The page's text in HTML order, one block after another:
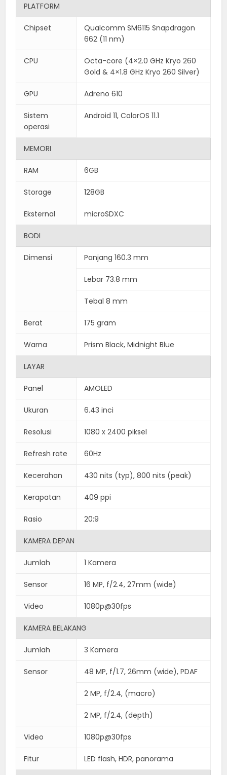
PLATFORM
Chipset
Qualcomm SM6115 Snapdragon
662 (11 nm)
CPU
Octa-core (4×2.0 GHz Kryo 260
Gold & 4×1.8 GHz Kryo 260 Silver)
GPU Adreno 610
Sistem
operasi
Android 11, ColorOS 11.1
MEMORI
RAM 6GB
Storage 128GB
Eksternal microSDXC
BODI
Dimensi Panjang 160.3 mm
Lebar 73.8 mm
Tebal 8 mm
Berat 175 gram
Warna Prism Black, Midnight Blue
LAYAR
Panel AMOLED
Ukuran 6.43 inci
Resolusi 1080 x 2400 piksel
Refresh rate 60Hz
Kecerahan 430 nits (typ), 800 nits (peak)
Kerapatan 409 ppi
Rasio 20:9
KAMERA DEPAN
Jumlah 1 Kamera
Sensor 16 MP, f/2.4, 27mm (wide)
Video 1080p@30fps
KAMERA BELAKANG
Jumlah 3 Kamera
Sensor 48 MP, f/1.7, 26mm (wide), PDAF
2 MP, f/2.4, (macro)
2 MP, f/2.4, (depth)
Video 1080p@30fps
Fitur LED flash, HDR, panorama